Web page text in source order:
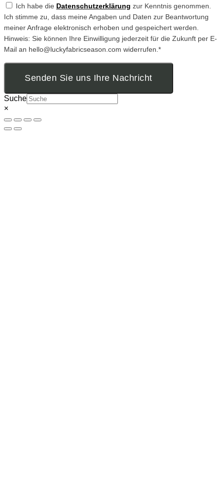
Ich habe die Datenschutzerklärung zur Kenntnis genommen.
Ich stimme zu, dass meine Angaben und Daten zur Beantwortung
meiner Anfrage elektronisch erhoben und gespeichert werden.
Hinweis: Sie können Ihre Einwilligung jederzeit für die Zukunft per E-
Mail an hello@luckyfabricseason.com widerrufen.*
Senden Sie uns Ihre Nachricht
Suche
×